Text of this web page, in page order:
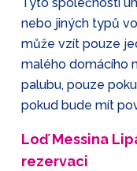
nebo jiných typů
může vzít pouze
malého domácího
palubu, pouze
pokud bude mít
Loď Messina
rezervaci